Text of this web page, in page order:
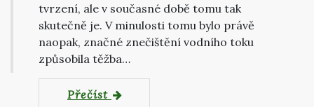
tvrzení, ale v současné době tomu tak
skutečně je. V minulosti tomu bylo právě
naopak, značné znečištění vodního toku
způsobila těžba…
Přečíst